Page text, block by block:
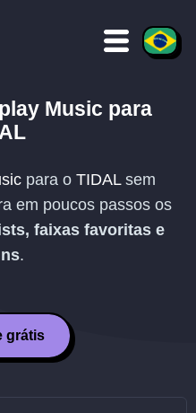
Music para
para o TIDALsem
em poucos passos os
faixas favoritas e
.
grátis